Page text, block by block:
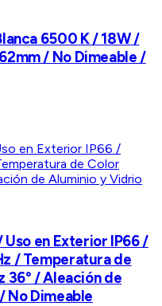
6500 K / 18W /
/ No Dimeable /
en Exterior IP66 /
/ Temperatura de
36° / Aleación de
No Dimeable